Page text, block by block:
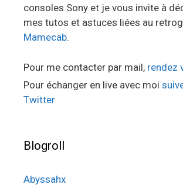
consoles Sony et je vous invite à
mes tutos et astuces liées au
Mamecab.
Pour me contacter par mail, rendez
Pour échanger en live avec moi
Twitter
Blogroll
Abyssahx